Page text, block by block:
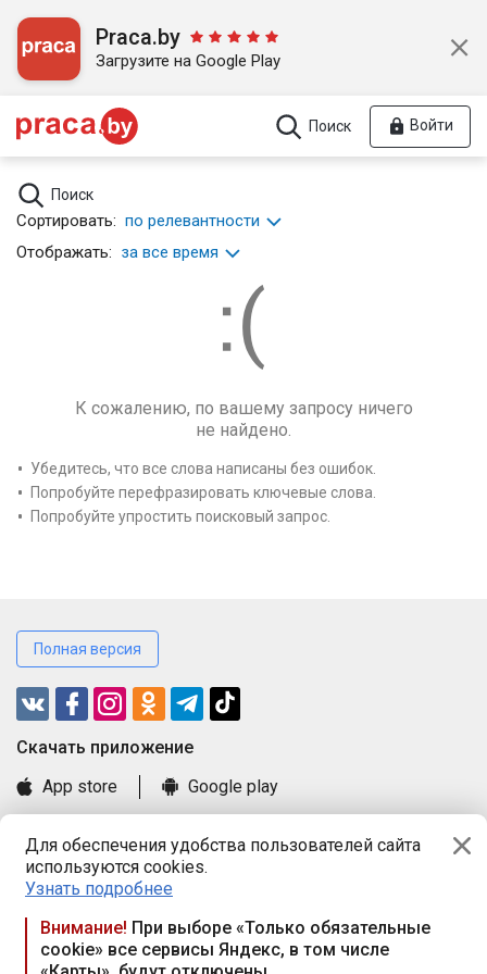
Для обеспечения удобства пользователей сайта
используются cookies.
Узнать подробнее
Внимание! При выборе «Только обязательные
cookie» все сервисы Яндекс, в том числе
Praca.by
Загрузите на Google Play
Поиск Войти
Поиск
Сортировать: по релевантности
Отображать: за все время
К сожалению, по вашему запросу ничего
не найдено.
Убедитесь, что все слова написаны без ошибок.
Попробуйте перефразировать ключевые слова.
Попробуйте упростить поисковый запрос.
Полная версия
Cкачать приложение
App store
Google play
Книга замечаний и предложений
Правила и документы
Praca.by © 2000—2026, ООО «ПРАЦА БАЙ»
Республика Беларусь, 220114, г. Минск, пр-т Независимости
117а, пом. № 9.